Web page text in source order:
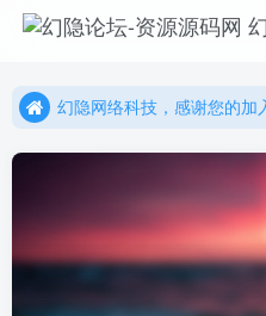
幻隐网络科技，感谢您的加
幻隐网络科技，感谢您的加